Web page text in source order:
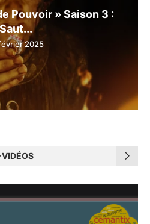
Pouvoir » Saison 3 :
2025